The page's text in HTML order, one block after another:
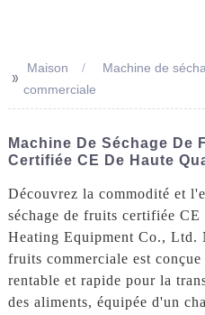
>> Maison
Machine de
commerciale
Machine De Séchage De
Certifiée CE De Haute
Découvrez la commodité et
séchage de fruits certifiée
Heating Equipment Co., Ltd.
fruits commerciale est
rentable et rapide pour la
des aliments, équipée d'un